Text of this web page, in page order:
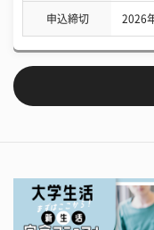
申込締切 2026